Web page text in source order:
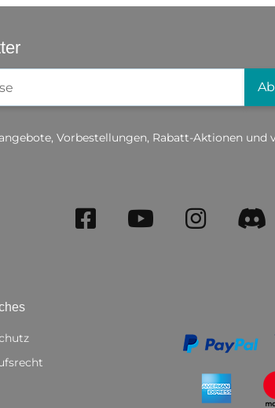
Vorbestellungen, Rabatt-Aktionen und